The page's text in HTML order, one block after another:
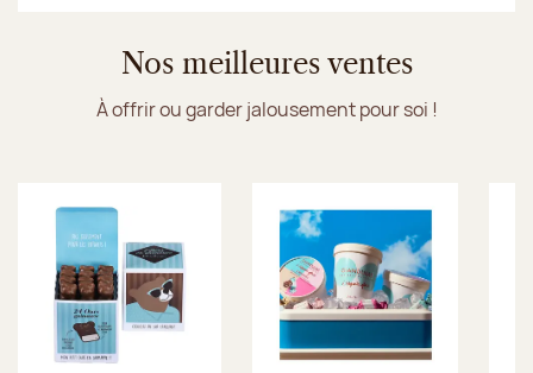
Nos meilleures ventes
À offrir ou garder jalousement pour soi !